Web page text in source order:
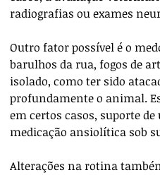
radiografias ou exames
Outro fator possível é o
barulhos da rua, fogos de
isolado, como ter sido
profundamente o animal.
em certos casos, suporte
medicação ansiolítica sob
Alterações na rotina